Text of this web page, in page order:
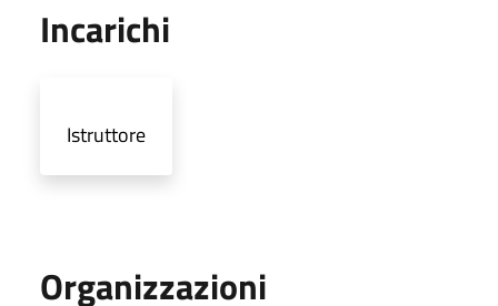
Incarichi
Istruttore
Organizzazioni